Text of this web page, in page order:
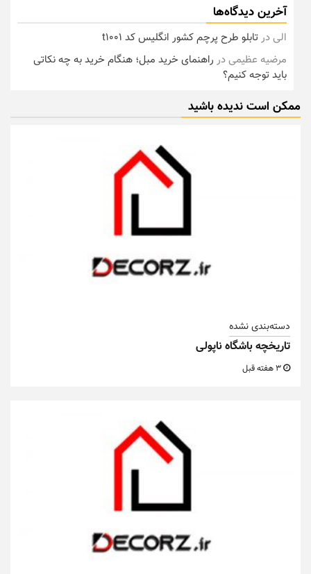
آخرین دیدگاه‌ها
الیدر تابلو طرح پرچم کشور انگلیس کد t1001
مرضیه عظیمیدر راهنمای خرید مبل؛ هنگام خرید به چه نکاتی
باید توجه کنیم؟
ممکن است ندیده باشید
دسته‌بندی نشده
تاریخچه باشگاه ناپولی